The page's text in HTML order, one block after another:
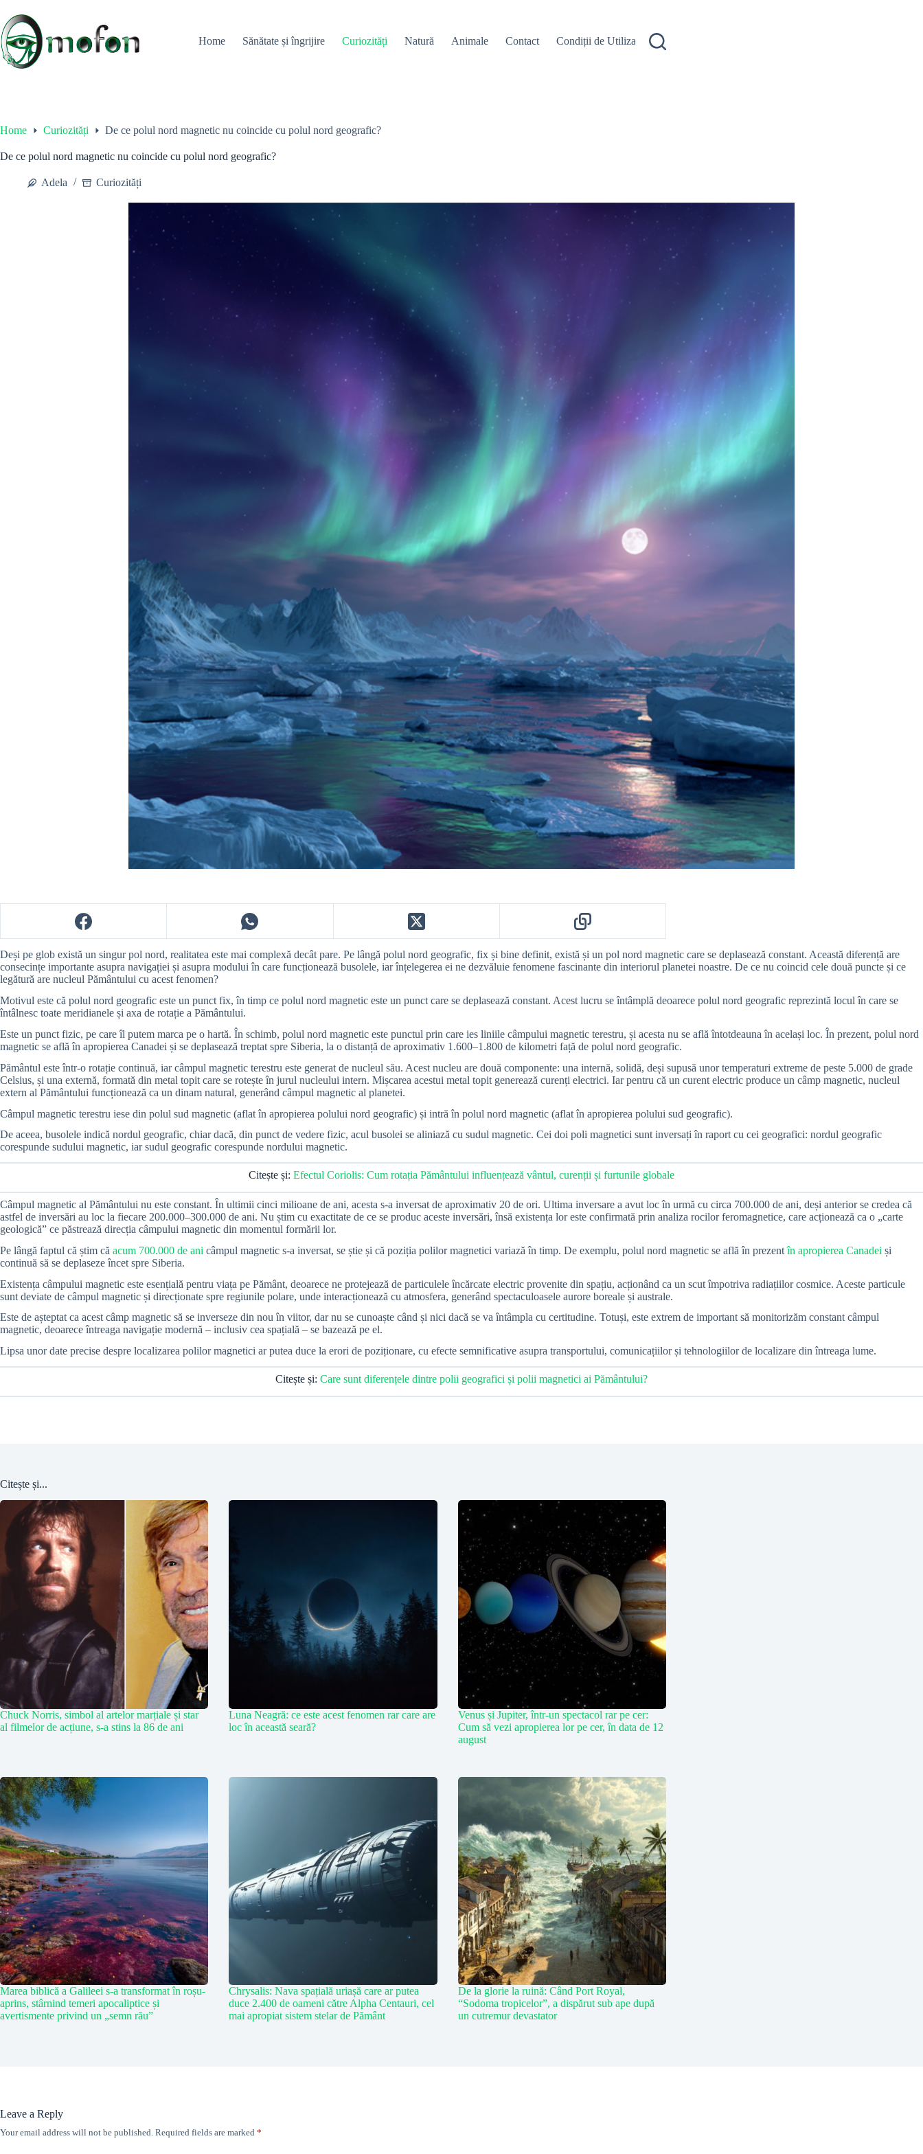
content
Home
Sănătate și îngrijire Curiozități Natură Animale Contact Condiții de Utilizare
Home Curiozități De ce polul nord magnetic nu coincide cu polul nord geografic?
De ce polul nord magnetic nu coincide cu polul nord geografic?
Adela Curiozități
Deși pe glob există un singur pol nord, realitatea este mai complexă decât pare. Pe lângă polul nord geografic, fix și bine definit, există și un pol nord magnetic care se deplasează constant. Această diferență are
consecințe importante asupra navigației și asupra modului în care funcționează busolele, iar înțelegerea ei ne dezvăluie fenomene fascinante din interiorul planetei noastre. De ce nu coincid cele două puncte și ce
legătură are nucleul Pământului cu acest fenomen?
Motivul este că polul nord geografic este un punct fix, în timp ce polul nord magnetic este un punct care se deplasează constant. Acest lucru se întâmplă deoarece polul nord geografic reprezintă locul în care se
întâlnesc toate meridianele și axa de rotație a Pământului.
Este un punct fizic, pe care îl putem marca pe o hartă. În schimb, polul nord magnetic este punctul prin care ies liniile câmpului magnetic terestru, și acesta nu se află întotdeauna în același loc. În prezent, polul nord
magnetic se află în apropierea Canadei și se deplasează treptat spre Siberia, la o distanță de aproximativ 1.600–1.800 de kilometri față de polul nord geografic.
Pământul este într-o rotație continuă, iar câmpul magnetic terestru este generat de nucleul său. Acest nucleu are două componente: una internă, solidă, deși supusă unor temperaturi extreme de peste 5.000 de grade
Celsius, și una externă, formată din metal topit care se rotește în jurul nucleului intern. Mișcarea acestui metal topit generează curenți electrici. Iar pentru că un curent electric produce un câmp magnetic, nucleul
extern al Pământului funcționează ca un dinam natural, generând câmpul magnetic al planetei.
Câmpul magnetic terestru iese din polul sud magnetic (aflat în apropierea polului nord geografic) și intră în polul nord magnetic (aflat în apropierea polului sud geografic).
De aceea, busolele indică nordul geografic, chiar dacă, din punct de vedere fizic, acul busolei se aliniază cu sudul magnetic. Cei doi poli magnetici sunt inversați în raport cu cei geografici: nordul geografic
corespunde sudului magnetic, iar sudul geografic corespunde nordului magnetic.
Citește și: Efectul Coriolis: Cum rotația Pământului influențează vântul, curenții și furtunile globale
Câmpul magnetic al Pământului nu este constant. În ultimii cinci milioane de ani, acesta s-a inversat de aproximativ 20 de ori. Ultima inversare a avut loc în urmă cu circa 700.000 de ani, deși anterior se credea că
astfel de inversări au loc la fiecare 200.000–300.000 de ani. Nu știm cu exactitate de ce se produc aceste inversări, însă existența lor este confirmată prin analiza rocilor feromagnetice, care acționează ca o „carte
geologică” ce păstrează direcția câmpului magnetic din momentul formării lor.
Pe lângă faptul că știm că acum 700.000 de ani câmpul magnetic s-a inversat, se știe și că poziția polilor magnetici variază în timp. De exemplu, polul nord magnetic se află în prezentîn apropierea Canadei și
continuă să se deplaseze încet spre Siberia.
Existența câmpului magnetic este esențială pentru viața pe Pământ, deoarece ne protejează de particulele încărcate electric provenite din spațiu, acționând ca un scut împotriva radiațiilor cosmice. Aceste particule
sunt deviate de câmpul magnetic și direcționate spre regiunile polare, unde interacționează cu atmosfera, generând spectaculoasele aurore boreale și australe.
Este de așteptat ca acest câmp magnetic să se inverseze din nou în viitor, dar nu se cunoaște când și nici dacă se va întâmpla cu certitudine. Totuși, este extrem de important să monitorizăm constant câmpul
magnetic, deoarece întreaga navigație modernă – inclusiv cea spațială – se bazează pe el.
Lipsa unor date precise despre localizarea polilor magnetici ar putea duce la erori de poziționare, cu efecte semnificative asupra transportului, comunicațiilor și tehnologiilor de localizare din întreaga lume.
Citește și: Care sunt diferențele dintre polii geografici și polii magnetici ai Pământului?
Citește și...
Chuck Norris, simbol al artelor marțiale și star
al filmelor de acțiune, s-a stins la 86 de ani
Luna Neagră: ce este acest fenomen rar care are
loc în această seară?
Venus și Jupiter, într-un spectacol rar pe cer:
Cum să vezi apropierea lor pe cer, în data de 12
august
Marea biblică a Galileei s-a transformat în roșu-
aprins, stârnind temeri apocaliptice și
avertismente privind un „semn rău”
Chrysalis: Nava spațială uriașă care ar putea
duce 2.400 de oameni către Alpha Centauri, cel
mai apropiat sistem stelar de Pământ
De la glorie la ruină: Când Port Royal,
“Sodoma tropicelor”, a dispărut sub ape după
un cutremur devastator
Leave a Reply
Your email address will not be published. Required fields are marked *